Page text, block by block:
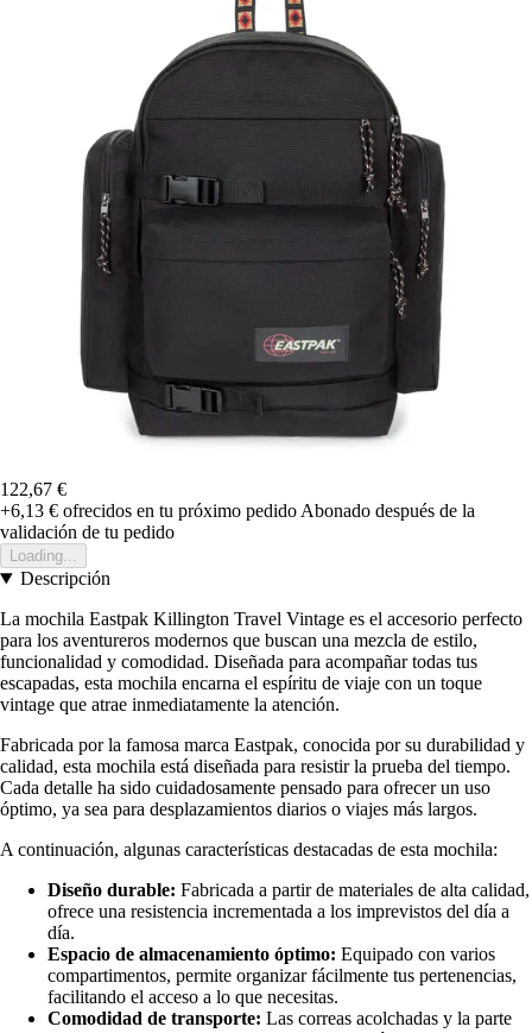
122,67 €
+6,13 € ofrecidos en tu próximo pedido Abonado después de la
validación de tu pedido
Loading...
Descripción
La mochila Eastpak Killington Travel Vintage es el accesorio perfecto
para los aventureros modernos que buscan una mezcla de estilo,
funcionalidad y comodidad. Diseñada para acompañar todas tus
escapadas, esta mochila encarna el espíritu de viaje con un toque
vintage que atrae inmediatamente la atención.
Fabricada por la famosa marca Eastpak, conocida por su durabilidad y
calidad, esta mochila está diseñada para resistir la prueba del tiempo.
Cada detalle ha sido cuidadosamente pensado para ofrecer un uso
óptimo, ya sea para desplazamientos diarios o viajes más largos.
A continuación, algunas características destacadas de esta mochila:
Diseño durable: Fabricada a partir de materiales de alta calidad,
ofrece una resistencia incrementada a los imprevistos del día a
día.
Espacio de almacenamiento óptimo: Equipado con varios
compartimentos, permite organizar fácilmente tus pertenencias,
facilitando el acceso a lo que necesitas.
Comodidad de transporte: Las correas acolchadas y la parte